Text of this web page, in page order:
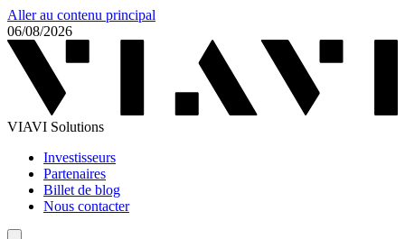
Aller au contenu principal
06/08/2026
VIAVI Solutions
Investisseurs
Partenaires
Billet de blog
Nous contacter